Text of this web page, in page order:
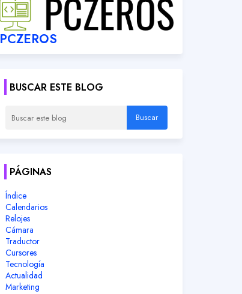
PCZEROS
BUSCAR ESTE BLOG
PÁGINAS
Índice
Calendarios
Relojes
Cámara
Traductor
Cursores
Tecnología
Actualidad
Marketing